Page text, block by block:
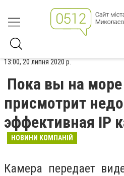
13:00, 20 липня 2020 р.
Пока вы на
присмотрит
эффективная IP
НОВИНИ КОМПАНІЙ
Камера передает